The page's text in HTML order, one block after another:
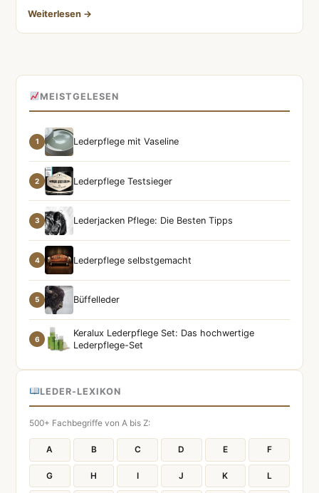
Weiterlesen →
MEISTGELESEN
1 Lederpflege mit Vaseline
2 Lederpflege Testsieger
3 Lederjacken Pflege: Die Besten Tipps
4 Lederpflege selbstgemacht
5 Büffelleder
6
Keralux Lederpflege Set: Das hochwertige
Lederpflege-Set
LEDER-LEXIKON
500+ Fachbegriffe von A bis Z:
A B C D E F
G H I J K L